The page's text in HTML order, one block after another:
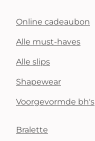
Online cadeaubon
Alle must-haves
Alle slips
Shapewear
Voorgevormde bh's
Bralette